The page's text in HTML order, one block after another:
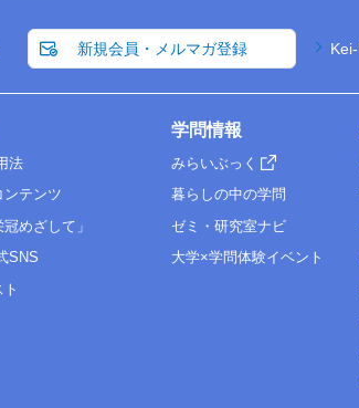
新規会員・メルマガ登録
法
ンテンツ
めざして」
SNS
学問情報
みらいぶっく
暮らしの中の学問
ゼミ・研究室ナビ
大学×学問体験イベント